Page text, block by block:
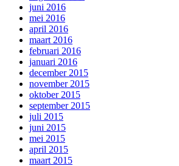
juni 2016
mei 2016
april 2016
maart 2016
februari 2016
januari 2016
december 2015
november 2015
oktober 2015
september 2015
juli 2015
juni 2015
mei 2015
april 2015
maart 2015